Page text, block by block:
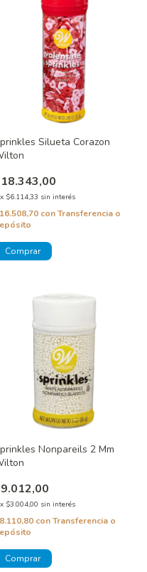
Silueta Corazon
x $6.114,33 sin interés
conTransferencia o
Nonpareils 2 Mm
x $3.004,00 sin interés
conTransferencia o